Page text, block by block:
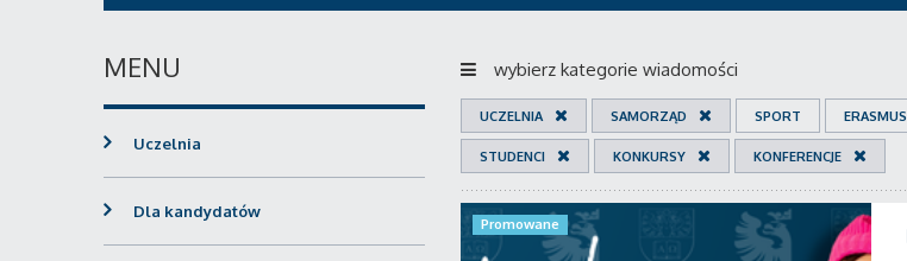
wybierz kategorie wiadomości
UCZELNIA SAMORZĄD SPORT ERASMUS
STUDENCI KONKURSY KONFERENCJE
Promowane
MENU
Uczelnia
Dla kandydatów